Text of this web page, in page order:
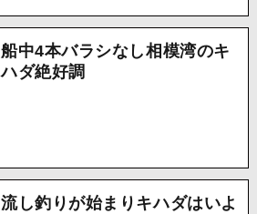
船中4本バラシなし相模湾のキ
ハダ絶好調
流し釣りが始まりキハダはいよ